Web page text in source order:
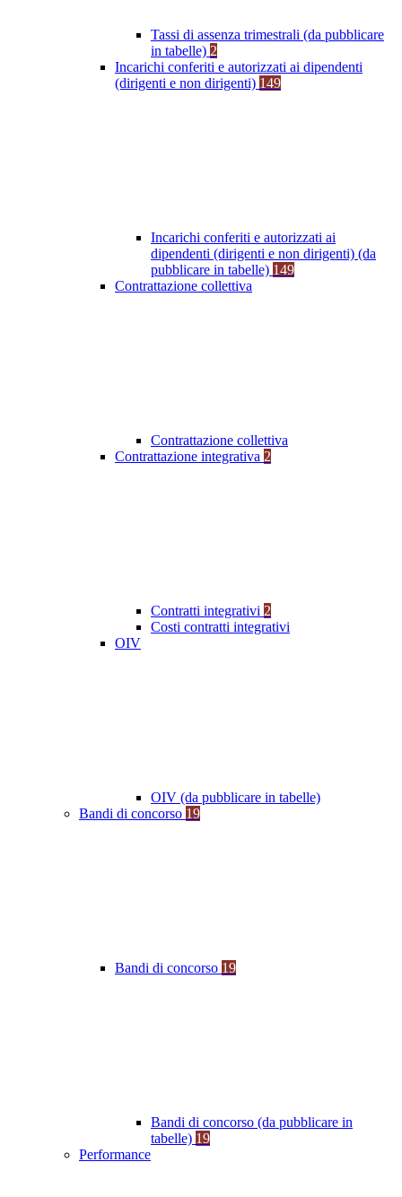
Tassi di assenza trimestrali (da pubblicare
in tabelle) 2
Incarichi conferiti e autorizzati ai dipendenti
(dirigenti e non dirigenti) 149
Incarichi conferiti e autorizzati ai
dipendenti (dirigenti e non dirigenti) (da
pubblicare in tabelle) 149
Contrattazione collettiva
Contrattazione collettiva
Contrattazione integrativa 2
Contratti integrativi 2
Costi contratti integrativi
OIV
OIV (da pubblicare in tabelle)
Bandi di concorso 19
Bandi di concorso 19
Bandi di concorso (da pubblicare in
tabelle) 19
Performance